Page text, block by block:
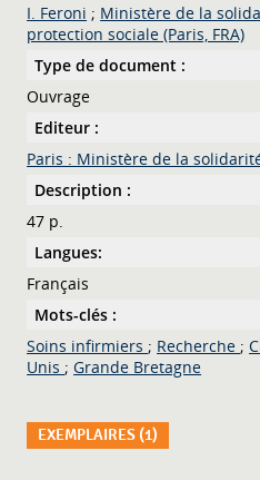
I. Feroni ; Ministère de la
protection sociale (Paris, FRA)
Type de document :
Ouvrage
Editeur :
Paris : Ministère de la
Description :
47 p.
Langues:
Français
Mots-clés :
Soins infirmiers ; Recherche ;
Unis ; Grande Bretagne
EXEMPLAIRES (1)